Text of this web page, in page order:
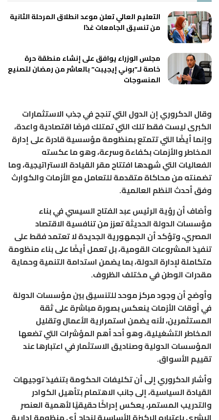
التعليم العالي تعلن موعد انطلاق المرحلة الثانية
من تنسيق الجامعات غدًا
مجلس الوزراء يوافق على إنشاء منطقة حرة
خاصة لـ”بوني إيجيبت” بالعاشر من رمضان لتصنيع
المنسوجات
وقال الدكروري إن الدول التي تنجح في جذب الاستثمارات
الكبرى ليست فقط تلك التي تمتلك فرصًا اقتصادية واعدة،
وإنما أيضًا التي تتمتع بمنظومة مؤسسية قادرة على إدارة
المخاطر والأزمات بكفاءة وسرعة، وهو ما عكسته
الفعاليات التي شهدها افتتاح مقر القيادة الاستراتيجية، وما
تضمنته من محاكاة متقدمة للتعامل مع الأزمات والكوارث
وفق أحدث النظم العالمية.
وأضاف أن رؤية الرئيس عبد الفتاح السيسي في بناء
مؤسسات الدولة الحديثة تعزز من تنافسية الاقتصاد
المصري، وتؤكد أن الجمهورية الجديدة لا تعتمد فقط على
تنفيذ المشروعات القومية، بل تعمل أيضًا على بناء منظومة
متكاملة لإدارة الدولة، بما يضمن استدامة التنمية وحماية
مقدرات الوطن في مختلف الظروف.
وأوضح أن وجود مركز موحد للتنسيق بين مؤسسات الدولة
في أوقات الأزمات ينعكس بصورة مباشرة على ثقة
المستثمرين، لأنه يضمن استمرارية الأعمال وتقليل
المخاطر التشغيلية، وهو أحد أهم المؤشرات التي تضعها
المؤسسات الدولية وصناديق الاستثمار في اعتبارها عند
تقييم الأسواق.
وأشار الدكروري إلى أن تكليفات الحكومة بتنفيذ توجيهات
القيادة السياسية، إلى جانب الاهتمام بتأهيل الكوادر
والتدريب المستمر، يعكس إدراكًا حقيقيًا لأهمية العنصر